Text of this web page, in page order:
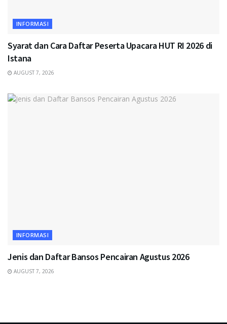
INFORMASI
Syarat dan Cara Daftar Peserta Upacara HUT RI 2026 di
Istana
AUGUST 7, 2026
INFORMASI
Jenis dan Daftar Bansos Pencairan Agustus 2026
AUGUST 7, 2026